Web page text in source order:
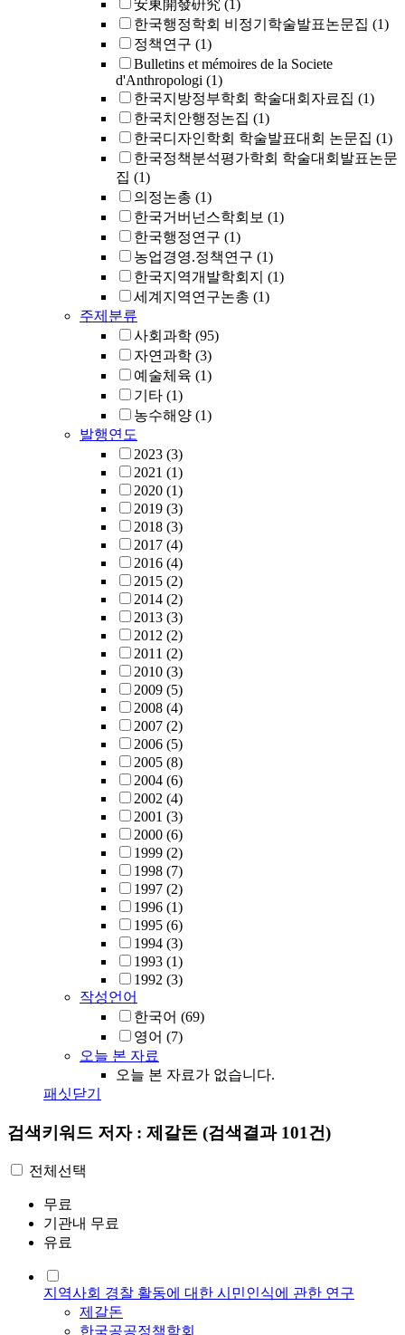
安東開發硏究 (1)
한국행정학회 비정기학술발표논문집 (1)
정책연구 (1)
Bulletins et mémoires de la Societe
d'Anthropologi (1)
한국지방정부학회 학술대회자료집 (1)
한국치안행정논집 (1)
한국디자인학회 학술발표대회 논문집 (1)
한국정책분석평가학회 학술대회발표논문
집 (1)
의정논총 (1)
한국거버넌스학회보 (1)
한국행정연구 (1)
농업경영.정책연구 (1)
한국지역개발학회지 (1)
세계지역연구논총 (1)
주제분류
사회과학 (95)
자연과학 (3)
예술체육 (1)
기타 (1)
농수해양 (1)
발행연도
2023 (3)
2021 (1)
2020 (1)
2019 (3)
2018 (3)
2017 (4)
2016 (4)
2015 (2)
2014 (2)
2013 (3)
2012 (2)
2011 (2)
2010 (3)
2009 (5)
2008 (4)
2007 (2)
2006 (5)
2005 (8)
2004 (6)
2002 (4)
2001 (3)
2000 (6)
1999 (2)
1998 (7)
1997 (2)
1996 (1)
1995 (6)
1994 (3)
1993 (1)
1992 (3)
작성언어
한국어 (69)
영어 (7)
오늘 본 자료
오늘 본 자료가 없습니다.
패싯닫기
검색키워드 저자 : 제갈돈 (검색결과 101건)
전체선택
무료
기관내 무료
유료
지역사회 경찰 활동에 대한 시민인식에 관한 연구
제갈돈
한국공공정책학회